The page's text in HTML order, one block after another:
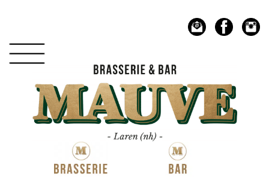
hoofdnavigatie
hoofd
inhoud
Mauve